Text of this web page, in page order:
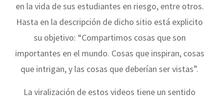
en la vida de sus estudiantes en riesgo, entre otros.
Hasta en la descripción de dicho sitio está explicito
su objetivo: “Compartimos cosas que son
importantes en el mundo. Cosas que inspiran, cosas
que intrigan, y las cosas que deberían ser vistas”.
La viralización de estos videos tiene un sentido